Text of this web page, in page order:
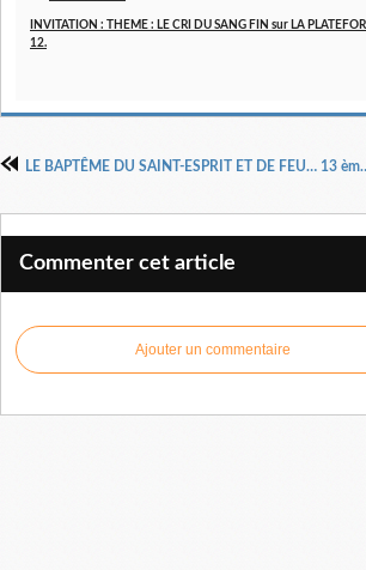
INVITATION : THEME : LE CRI DU SANG FIN sur LA
12.
LE BAPTÊME DU
Commenter cet article
Ajouter un commentaire